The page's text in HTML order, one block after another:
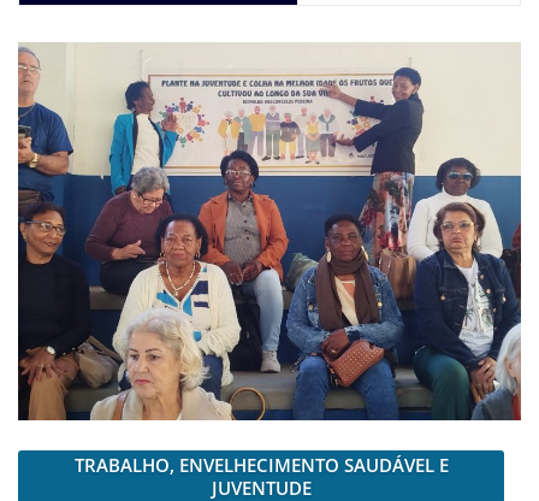
TRABALHO, ENVELHECIMENTO SAUDÁVEL E
JUVENTUDE